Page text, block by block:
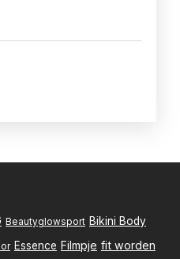
Beautyglowsport Bikini Body
Essence Filmpje fit worden